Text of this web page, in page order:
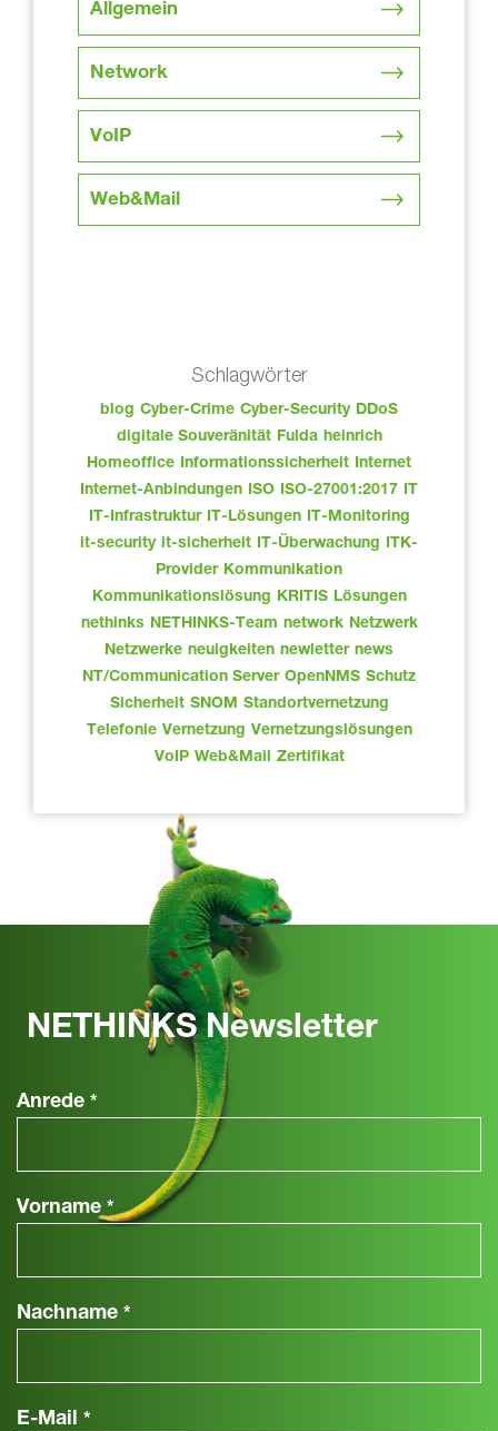
Allgemein
Network
VoIP
Web&Mail
Schlagwörter
blog Cyber-Crime Cyber-Security DDoS
digitale Souveränität Fulda heinrich
Homeoffice Informationssicherheit Internet
Internet-Anbindungen ISO ISO-27001:2017 IT
IT-Infrastruktur IT-Lösungen IT-Monitoring
it-security it-sicherheit IT-Überwachung
ITK-
Provider Kommunikation
Kommunikationslösung
KRITIS Lösungen
nethinks NETHINKS-Team network Netzwerk
Netzwerke neuigkeiten newletter news
NT/Communication Server OpenNMS Schutz
Sicherheit SNOM Standortvernetzung
Telefonie Vernetzung Vernetzungslösungen
VoIP Web&Mail Zertifikat
NETHINKS Newsletter
Anrede *
Vorname *
Nachname *
E-Mail *